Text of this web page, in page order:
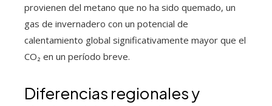
provienen del metano que no ha sido quemado, un
gas de invernadero con un potencial de
calentamiento global significativamente mayor que el
CO₂ en un período breve.
Diferencias regionales y